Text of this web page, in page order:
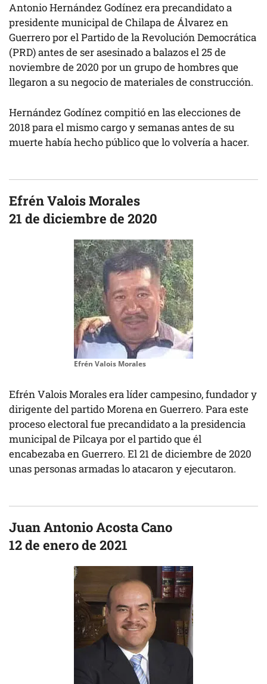
Antonio Hernández Godínez era precandidato a
presidente municipal de Chilapa de Álvarez en
Guerrero por el Partido de la Revolución Democrática
(PRD) antes de ser asesinado a balazos el 25 de
noviembre de 2020 por un grupo de hombres que
llegaron a su negocio de materiales de construcción.
Hernández Godínez compitió en las elecciones de
2018 para el mismo cargo y semanas antes de su
muerte había hecho público que lo volvería a hacer.
Efrén Valois Morales
21 de diciembre de 2020
Efrén Valois Morales
Efrén Valois Morales era líder campesino, fundador y
dirigente del partido Morena en Guerrero. Para este
proceso electoral fue precandidato a la presidencia
municipal de Pilcaya por el partido que él
encabezaba en Guerrero. El 21 de diciembre de 2020
unas personas armadas lo atacaron y ejecutaron.
Juan Antonio Acosta Cano
12 de enero de 2021